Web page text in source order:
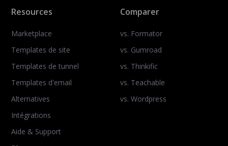
Resources
Marketplace
Templates de site
Templates de tunnel
Templates d'email
Alternatives
Intégrations
Aide & Support
Comparer
vs. Formator
vs. Gumroad
vs. Thinkific
vs. Teachable
vs. Wordpress